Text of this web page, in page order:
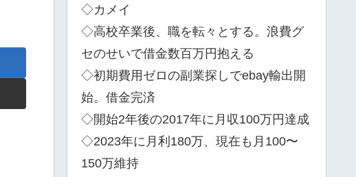
◇カメイ
◇高校卒業後、職を転々とする。浪費グ
セのせいで借金数百万円抱える
◇初期費用ゼロの副業探しでebay輸出開
始。借金完済
◇開始2年後の2017年に月収100万円達成
◇2023年に月利180万、現在も月100〜
150万維持